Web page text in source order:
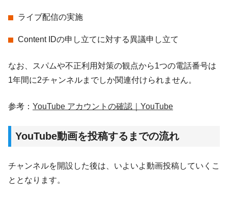
ライブ配信の実施
Content IDの申し立てに対する異議申し立て
なお、スパムや不正利用対策の観点から1つの電話番号は
1年間に2チャンネルまでしか関連付けられません。
参考： YouTube アカウントの確認｜YouTube
YouTube動画を投稿するまでの流れ
チャンネルを開設した後は、いよいよ動画投稿していくこ
ととなります。